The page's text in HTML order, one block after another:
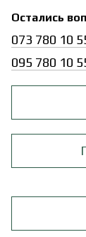
Остались
073 780 10
095 780 10